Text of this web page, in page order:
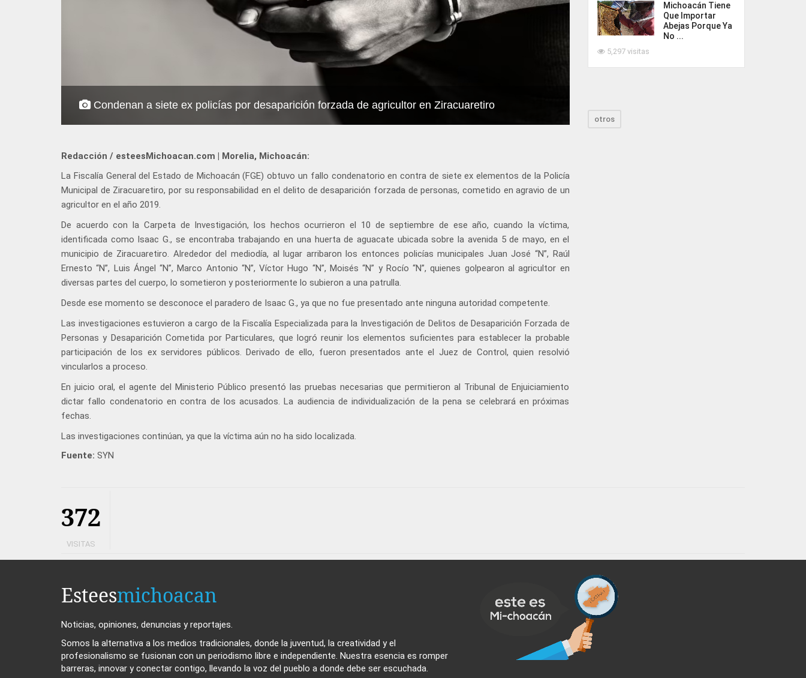
Condenan a siete ex policías por desaparición forzada de agricultor en Ziracuaretiro
Redacción / esteesMichoacan.com | Morelia, Michoacán:
La Fiscalía General del Estado de Michoacán (FGE) obtuvo un fallo condenatorio en contra de siete ex elementos de la Policía
Municipal de Ziracuaretiro, por su responsabilidad en el delito de desaparición forzada de personas, cometido en agravio de un
agricultor en el año 2019.
De acuerdo con la Carpeta de Investigación, los hechos ocurrieron el 10 de septiembre de ese año, cuando la víctima,
identificada como Isaac G., se encontraba trabajando en una huerta de aguacate ubicada sobre la avenida 5 de mayo, en el
municipio de Ziracuaretiro. Alrededor del mediodía, al lugar arribaron los entonces policías municipales Juan José “N”, Raúl
Ernesto “N”, Luis Ángel “N”, Marco Antonio “N”, Víctor Hugo “N”, Moisés “N” y Rocío “N”, quienes golpearon al agricultor en
diversas partes del cuerpo, lo sometieron y posteriormente lo subieron a una patrulla.
Desde ese momento se desconoce el paradero de Isaac G., ya que no fue presentado ante ninguna autoridad competente.
Las investigaciones estuvieron a cargo de la Fiscalía Especializada para la Investigación de Delitos de Desaparición Forzada de
Personas y Desaparición Cometida por Particulares, que logró reunir los elementos suficientes para establecer la probable
participación de los ex servidores públicos. Derivado de ello, fueron presentados ante el Juez de Control, quien resolvió
vincularlos a proceso.
En juicio oral, el agente del Ministerio Público presentó las pruebas necesarias que permitieron al Tribunal de Enjuiciamiento
dictar fallo condenatorio en contra de los acusados. La audiencia de individualización de la pena se celebrará en próximas
fechas.
Las investigaciones continúan, ya que la víctima aún no ha sido localizada.
Fuente: SYN
Michoacán Tiene
Que Importar
Abejas Porque Ya
No ...
5,297 visitas
otros
372
VISITAS
Esteesmichoacan
Noticias, opiniones, denuncias y reportajes.
Somos la alternativa a los medios tradicionales, donde la juventud, la creatividad y el
profesionalismo se fusionan con un periodismo libre e independiente. Nuestra esencia es romper
barreras, innovar y conectar contigo, llevando la voz del pueblo a donde debe ser escuchada.